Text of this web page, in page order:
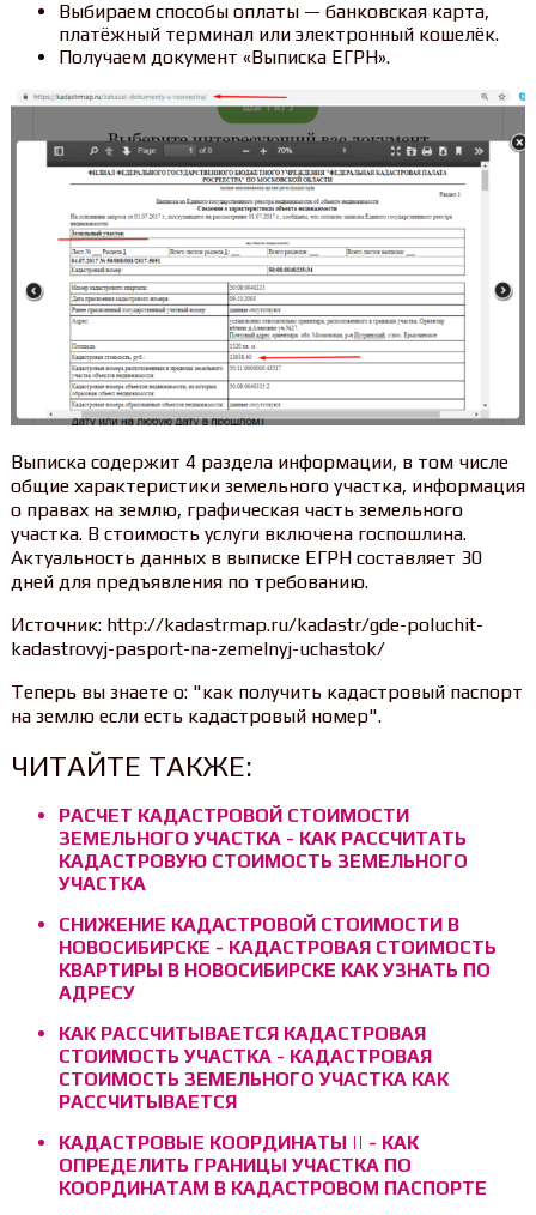
Выбираем способы оплаты — банковская карта,
платёжный терминал или электронный кошелёк.
Получаем документ «Выписка ЕГРН».
Выписка содержит 4 раздела информации, в том числе
общие характеристики земельного участка, информация
о правах на землю, графическая часть земельного
участка. В стоимость услуги включена госпошлина.
Актуальность данных в выписке ЕГРН составляет 30
дней для предъявления по требованию.
Источник: http://kadastrmap.ru/kadastr/gde-poluchit-
kadastrovyj-pasport-na-zemelnyj-uchastok/
Теперь вы знаете о: "как получить кадастровый паспорт
на землю если есть кадастровый номер".
ЧИТАЙТЕ ТАКЖЕ:
РАСЧЕТ КАДАСТРОВОЙ СТОИМОСТИ
ЗЕМЕЛЬНОГО УЧАСТКА - КАК РАССЧИТАТЬ
КАДАСТРОВУЮ СТОИМОСТЬ ЗЕМЕЛЬНОГО
УЧАСТКА
СНИЖЕНИЕ КАДАСТРОВОЙ СТОИМОСТИ В
НОВОСИБИРСКЕ - КАДАСТРОВАЯ СТОИМОСТЬ
КВАРТИРЫ В НОВОСИБИРСКЕ КАК УЗНАТЬ ПО
АДРЕСУ
КАК РАССЧИТЫВАЕТСЯ КАДАСТРОВАЯ
СТОИМОСТЬ УЧАСТКА - КАДАСТРОВАЯ
СТОИМОСТЬ ЗЕМЕЛЬНОГО УЧАСТКА КАК
РАССЧИТЫВАЕТСЯ
КАДАСТРОВЫЕ КООРДИНАТЫ || - КАК
ОПРЕДЕЛИТЬ ГРАНИЦЫ УЧАСТКА ПО
КООРДИНАТАМ В КАДАСТРОВОМ ПАСПОРТЕ